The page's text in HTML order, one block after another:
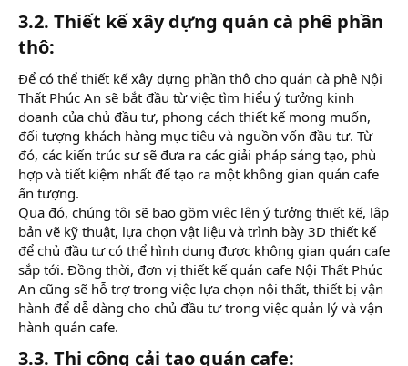
3.2. Thiết kế xây dựng quán cà phê phần
thô:​
Để có thể thiết kế xây dựng phần thô cho quán cà phê Nội
Thất Phúc An sẽ bắt đầu từ việc tìm hiểu ý tưởng kinh
doanh của chủ đầu tư, phong cách thiết kế mong muốn,
đối tượng khách hàng mục tiêu và nguồn vốn đầu tư. Từ
đó, các kiến trúc sư sẽ đưa ra các giải pháp sáng tạo, phù
hợp và tiết kiệm nhất để tạo ra một không gian quán cafe
ấn tượng.
Qua đó, chúng tôi sẽ bao gồm việc lên ý tưởng thiết kế, lập
bản vẽ kỹ thuật, lựa chọn vật liệu và trình bày 3D thiết kế
để chủ đầu tư có thể hình dung được không gian quán cafe
sắp tới. Đồng thời, đơn vị thiết kế quán cafe Nội Thất Phúc
An cũng sẽ hỗ trợ trong việc lựa chọn nội thất, thiết bị vận
hành để dễ dàng cho chủ đầu tư trong việc quản lý và vận
hành quán cafe.
3.3. Thi công cải tạo quán cafe:​